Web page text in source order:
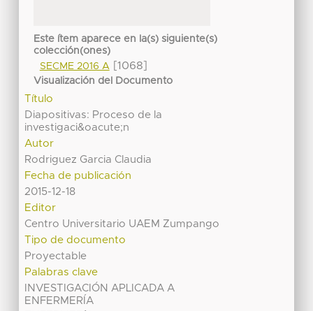
Este ítem aparece en la(s) siguiente(s)
colección(ones)
SECME 2016 A [1068]
Visualización del Documento
Título
Diapositivas: Proceso de la
investigaci&oacute;n
Autor
Rodriguez Garcia Claudia
Fecha de publicación
2015-12-18
Editor
Centro Universitario UAEM Zumpango
Tipo de documento
Proyectable
Palabras clave
INVESTIGACIÓN APLICADA A
ENFERMERÍA